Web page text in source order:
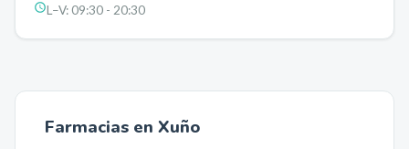
L–V:09:30 - 20:30
Farmacias en Xuño